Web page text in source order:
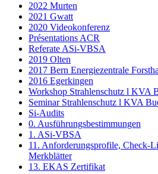
2022 Murten
2021 Gwatt
2020 Videokonferenz
Présentations ACR
Referate ASi-VBSA
2019 Olten
2017 Bern Energiezentrale
2016 Egerkingen
Workshop Strahlenschutz l KVA
Seminar Strahlenschutz l KVA
Si-Audits
0. Ausführungsbestimmungen
1. ASi-VBSA
11. Anforderungsprofile, Check-
Merkblätter
13. EKAS Zertifikat